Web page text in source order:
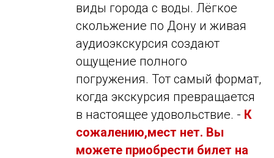
виды города с воды. Лёгкое
скольжение по Дону и живая
аудиоэкскурсия создают
ощущение полного
погружения. Тот самый формат,
когда экскурсия превращается
в настоящее удовольствие. - К
сожалению,мест нет. Вы
можете приобрести билет на